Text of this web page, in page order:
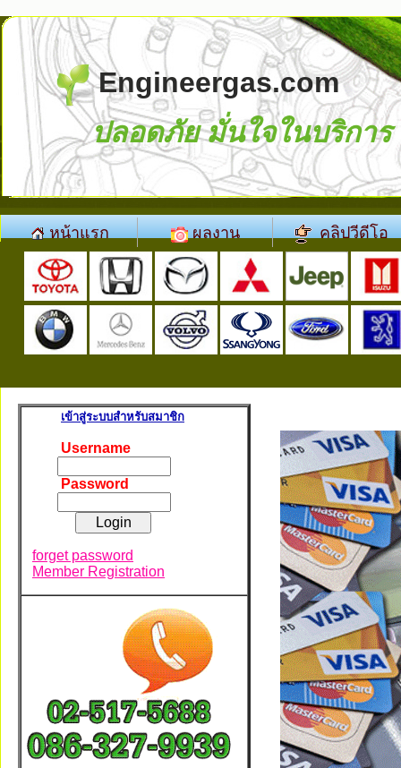
Engineergas.com
ปลอดภัย มั่นใจในบริการ
หน้าแรก ผลงาน คลิปวีดีโอ
เข้าสู่ระบบสำหรับสมาชิก
Username
Password
forget password
Member Registration